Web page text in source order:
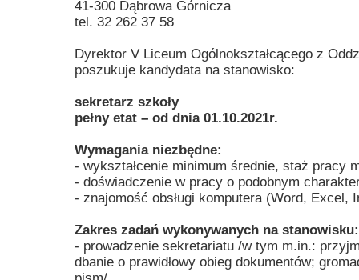
41-300 Dąbrowa Górnicza
tel. 32 262 37 58
Dyrektor V Liceum Ogólnokształcącego z
poszukuje kandydata na stanowisko:
sekretarz szkoły
pełny etat – od dnia 01.10.2021r.
Wymagania niezbędne:
- wykształcenie minimum średnie, staż pracy
- doświadczenie w pracy o podobnym
- znajomość obsługi komputera (Word, Excel,
Zakres zadań wykonywanych na stanowisku:
- prowadzenie sekretariatu /w tym m.in.:
dbanie o prawidłowy obieg dokumentów;
Przerwy szkolne